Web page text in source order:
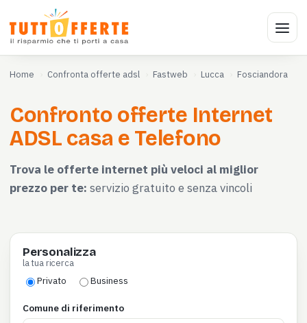
Home Confronta offerte adsl Fastweb Lucca Fosciandora
Confronto offerte Internet
ADSL casa e Telefono
Trova le offerte internet più veloci al miglior
prezzo per te: servizio gratuito e senza vincoli
Personalizza
la tua ricerca
Privato Business
Comune di riferimento